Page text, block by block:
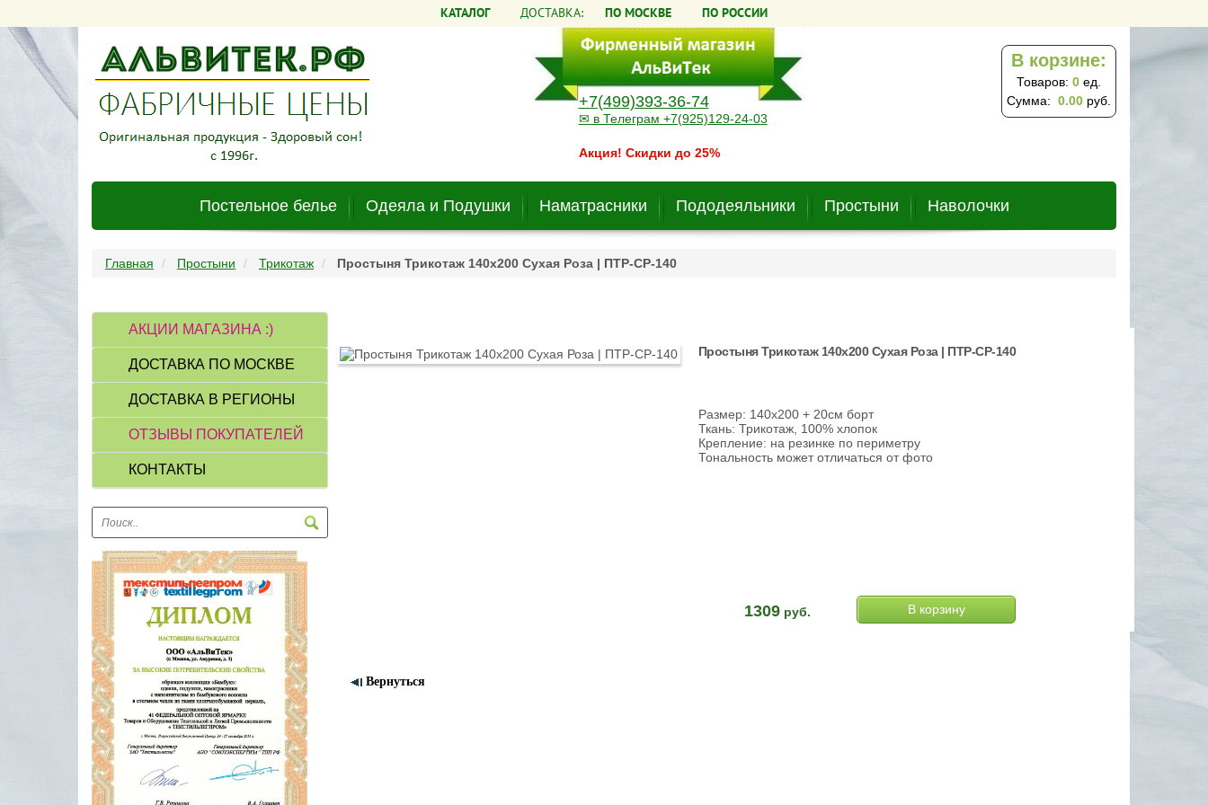
КАТАЛОГ ДОСТАВКА: ПО МОСКВЕ ПО РОССИИ
+7(499)393-36-74
✉ в Телеграм +7(925)129-24-03
Акция! Скидки до 25%
В корзине:
Товаров: 0 ед.
Сумма: 0.00 руб.
Постельное белье Одеяла и Подушки Наматрасники Пододеяльники Простыни Наволочки
Главная Простыни Трикотаж Простыня Трикотаж 140х200 Сухая Роза | ПТР-СР-140
АКЦИИ МАГАЗИНА :)
ДОСТАВКА ПО МОСКВЕ
ДОСТАВКА В РЕГИОНЫ
ОТЗЫВЫ ПОКУПАТЕЛЕЙ
КОНТАКТЫ
Простыня Трикотаж 140х200 Сухая Роза | ПТР-СР-140
Размер: 140х200 + 20см борт
Ткань: Трикотаж, 100% хлопок
Крепление: на резинке по периметру
Тональность может отличаться от фото
1309руб.
Вернуться